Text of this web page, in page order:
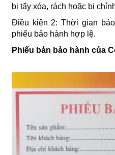
bị tẩy xóa, rách hoặc bị
Điều kiện 2: Thời gian
phiếu bảo hành hợp lệ.
Phiếu bản bảo hành của